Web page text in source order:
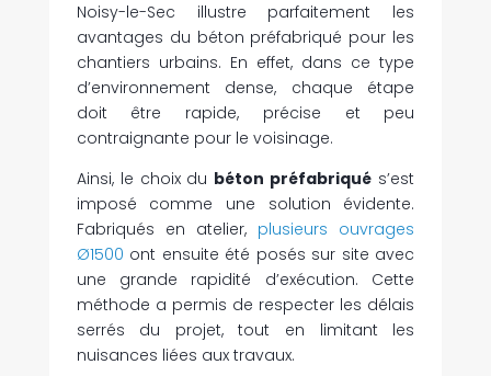
Noisy-le-Sec illustre parfaitement les
avantages du béton préfabriqué pour les
chantiers urbains. En effet, dans ce type
d’environnement dense, chaque étape
doit être rapide, précise et peu
contraignante pour le voisinage.
Ainsi, le choix du béton préfabriqué s’est
imposé comme une solution évidente.
Fabriqués en atelier, plusieurs ouvrages
Ø1500 ont ensuite été posés sur site avec
une grande rapidité d’exécution. Cette
méthode a permis de respecter les délais
serrés du projet, tout en limitant les
nuisances liées aux travaux.